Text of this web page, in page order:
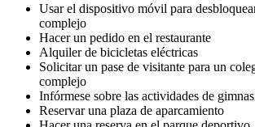
Usar el dispositivo móvil para
complejo
Hacer un pedido en el restaurante
Alquiler de bicicletas eléctricas
Solicitar un pase de visitante para un
complejo
Infórmese sobre las actividades de
Reservar una plaza de aparcamiento